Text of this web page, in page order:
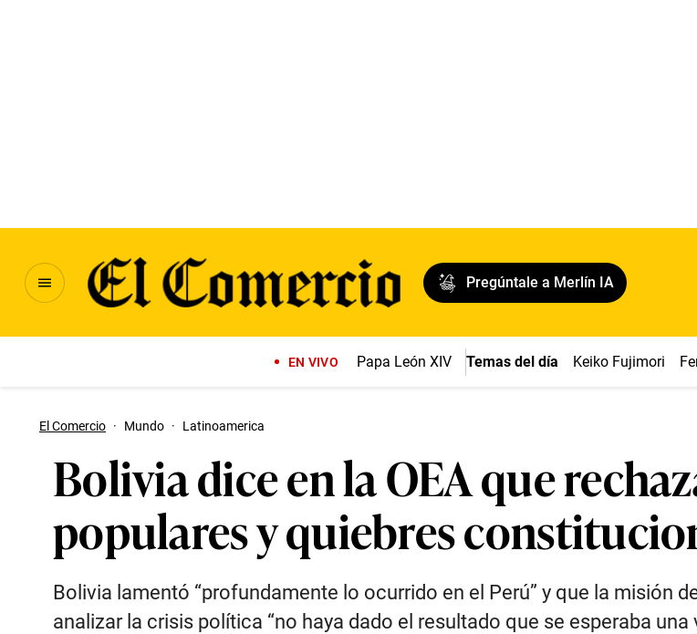
Pregúntale a Merlín IA
EN VIVO Papa León XIV Temas del día Keiko Fujimori
El Comercio · Mundo · Latinoamerica
Bolivia dice en la OEA que
populares y quiebres
Bolivia lamentó “profundamente lo ocurrido en el Perú” y que la misión
analizar la crisis política “no haya dado el resultado que se esperaba una